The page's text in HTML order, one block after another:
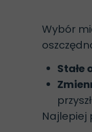
Wybór
Stałe
Najlepiej